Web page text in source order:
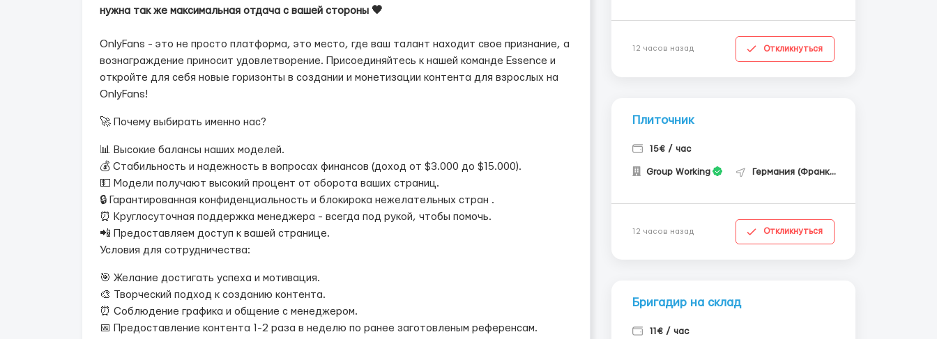
нужна так же максимальная отдача с вашей стороны 🖤
OnlyFans - это не просто платформа, это место, где ваш талант находит свое признание, а
вознаграждение приносит удовлетворение. Присоединяйтесь к нашей команде Essence и
откройте для себя новые горизонты в создании и монетизации контента для взрослых на
OnlyFans!
🚀 Почему выбирать именно нас?
📊 Высокие балансы наших моделей.
💰 Стабильность и надежность в вопросах финансов (доход от $3.000 до $15.000).
💵 Модели получают высокий процент от оборота ваших страниц.
🔒 Гарантированная конфиденциальность и блокирока нежелательных стран .
⏰ Круглосуточная поддержка менеджера - всегда под рукой, чтобы помочь.
📲 Предоставляем доступ к вашей странице.
Условия для сотрудничества:
🎯 Желание достигать успеха и мотивация.
🎨 Творческий подход к созданию контента.
⏰ Соблюдение графика и общение с менеджером.
📅 Предоставление контента 1-2 раза в неделю по ранее заготовленым референсам.
12 часов назад Откликнуться
Плиточник
15€ / час
Group Working Германия (Франкфурт-на-Майне)
12 часов назад Откликнуться
Бригадир на склад
11€ / час